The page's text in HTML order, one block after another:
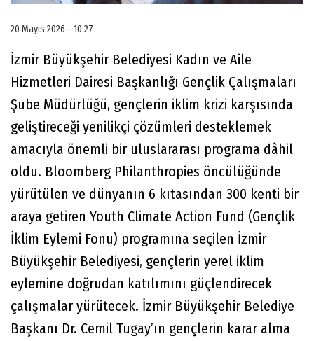
20 Mayıs 2026 - 10:27
İzmir Büyükşehir Belediyesi Kadın ve Aile
Hizmetleri Dairesi Başkanlığı Gençlik Çalışmaları
Şube Müdürlüğü, gençlerin iklim krizi karşısında
geliştireceği yenilikçi çözümleri desteklemek
amacıyla önemli bir uluslararası programa dâhil
oldu. Bloomberg Philanthropies öncülüğünde
yürütülen ve dünyanın 6 kıtasından 300 kenti bir
araya getiren Youth Climate Action Fund (Gençlik
İklim Eylemi Fonu) programına seçilen İzmir
Büyükşehir Belediyesi, gençlerin yerel iklim
eylemine doğrudan katılımını güçlendirecek
çalışmalar yürütecek. İzmir Büyükşehir Belediye
Başkanı Dr. Cemil Tugay’ın gençlerin karar alma